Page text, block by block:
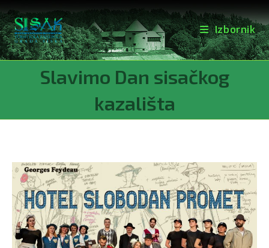
Izbornik
Slavimo Dan sisačkog
kazališta